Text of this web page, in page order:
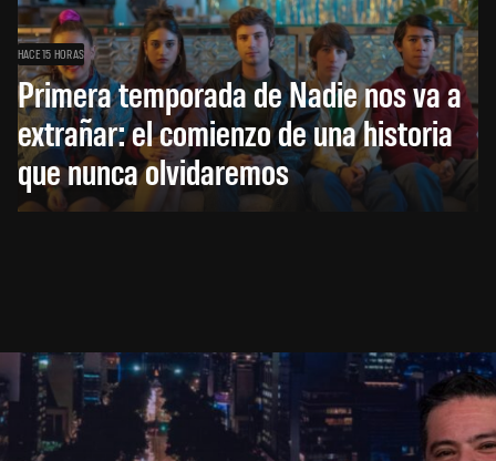
HACE 15 HORAS
Primera temporada de Nadie nos va a
extrañar: el comienzo de una historia
que nunca olvidaremos